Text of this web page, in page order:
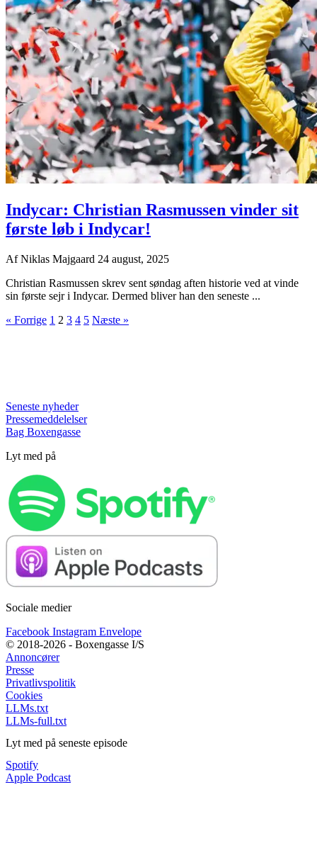
Indycar: Christian Rasmussen vinder sit
første løb i Indycar!
AfNiklas Majgaard 24 august, 2025
Christian Rasmussen skrev sent søndag aften historie ved at vinde
sin første sejr i Indycar. Dermed bliver han den seneste ...
« Forrige 1 2 3 4 5 Næste »
Seneste nyheder
Pressemeddelelser
Bag Boxengasse
Lyt med på
Sociale medier
Facebook Instagram Envelope
© 2018-2026 - Boxengasse I/S
Annoncører
Presse
Privatlivspolitik
Cookies
LLMs.txt
LLMs-full.txt
Lyt med på seneste episode
Spotify
Apple Podcast